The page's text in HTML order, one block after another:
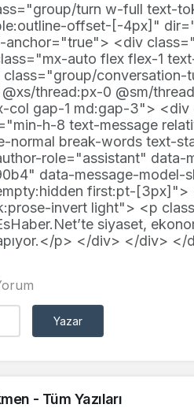
turn w-full text-
offset-[-4px]"
anchor="true"> <div
auto flex flex-1
thread:px-0 @sm/
col gap-1 md:gap-3">
h-8 text-message
normal break-words text-
role="assistant"
data-message-
first:pt-
invert light"> <p
siyaset,
p> </div> </div>
Yazar
- Tüm Yazıları